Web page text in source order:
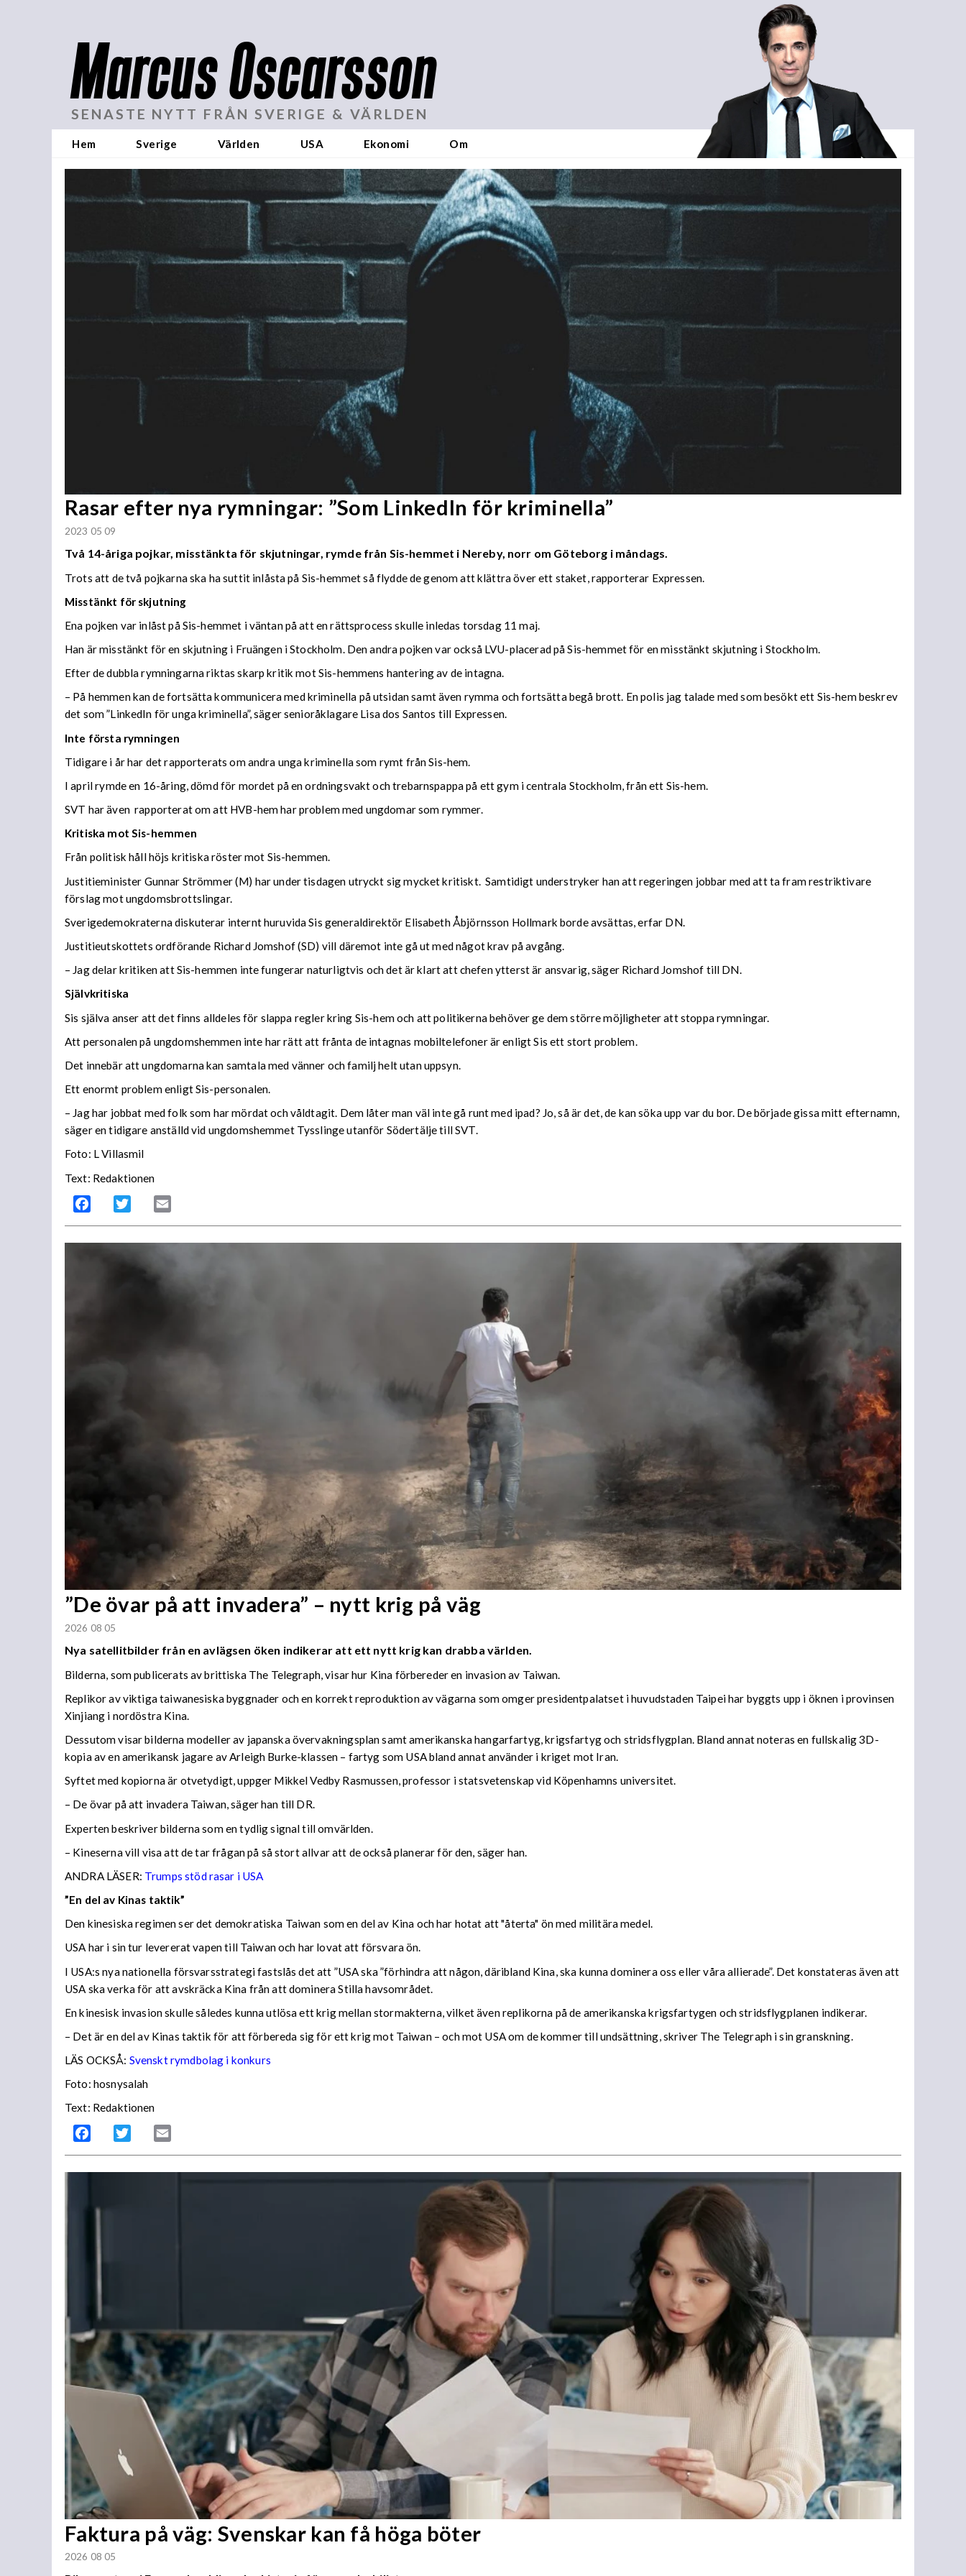
Marcus Oscarsson
SENASTE NYTT FRÅN SVERIGE & VÄRLDEN
Hem Sverige Världen USA Ekonomi Om
Rasar efter nya rymningar: ”Som LinkedIn för kriminella”
2023 05 09
Två 14-åriga pojkar, misstänkta för skjutningar, rymde från Sis-hemmet i Nereby, norr om Göteborg i måndags.
Trots att de två pojkarna ska ha suttit inlåsta på Sis-hemmet så flydde de genom att klättra över ett staket, rapporterar Expressen.
Misstänkt för skjutning
Ena pojken var inlåst på Sis-hemmet i väntan på att en rättsprocess skulle inledas torsdag 11 maj.
Han är misstänkt för en skjutning i Fruängen i Stockholm. Den andra pojken var också LVU-placerad på Sis-hemmet för en misstänkt skjutning i Stockholm.
Efter de dubbla rymningarna riktas skarp kritik mot Sis-hemmens hantering av de intagna.
– På hemmen kan de fortsätta kommunicera med kriminella på utsidan samt även rymma och fortsätta begå brott. En polis jag talade med som besökt ett Sis-hem beskrev
det som ”LinkedIn för unga kriminella”, säger senioråklagare Lisa dos Santos till Expressen.
Inte första rymningen
Tidigare i år har det rapporterats om andra unga kriminella som rymt från Sis-hem.
I april rymde en 16-åring, dömd för mordet på en ordningsvakt och trebarnspappa på ett gym i centrala Stockholm, från ett Sis-hem.
SVT har även rapporterat om att HVB-hem har problem med ungdomar som rymmer.
Kritiska mot Sis-hemmen
Från politisk håll höjs kritiska röster mot Sis-hemmen.
Justitieminister Gunnar Strömmer (M) har under tisdagen utryckt sig mycket kritiskt. Samtidigt understryker han att regeringen jobbar med att ta fram restriktivare
förslag mot ungdomsbrottslingar.
Sverigedemokraterna diskuterar internt huruvida Sis generaldirektör Elisabeth Åbjörnsson Hollmark borde avsättas, erfar DN.
Justitieutskottets ordförande Richard Jomshof (SD) vill däremot inte gå ut med något krav på avgång.
– Jag delar kritiken att Sis-hemmen inte fungerar naturligtvis och det är klart att chefen ytterst är ansvarig, säger Richard Jomshof till DN.
Självkritiska
Sis själva anser att det finns alldeles för slappa regler kring Sis-hem och att politikerna behöver ge dem större möjligheter att stoppa rymningar.
Att personalen på ungdomshemmen inte har rätt att frånta de intagnas mobiltelefoner är enligt Sis ett stort problem.
Det innebär att ungdomarna kan samtala med vänner och familj helt utan uppsyn.
Ett enormt problem enligt Sis-personalen.
– Jag har jobbat med folk som har mördat och våldtagit. Dem låter man väl inte gå runt med ipad? Jo, så är det, de kan söka upp var du bor. De började gissa mitt efternamn,
säger en tidigare anställd vid ungdomshemmet Tysslinge utanför Södertälje till SVT.
Foto: L Villasmil
Text: Redaktionen
Facebook Twitter
”De övar på att invadera” – nytt krig på väg
2026 08 05
Nya satellitbilder från en avlägsen öken indikerar att ett nytt krig kan drabba världen.
Bilderna, som publicerats av brittiska The Telegraph, visar hur Kina förbereder en invasion av Taiwan.
Replikor av viktiga taiwanesiska byggnader och en korrekt reproduktion av vägarna som omger presidentpalatset i huvudstaden Taipei har byggts upp i öknen i provinsen
Xinjiang i nordöstra Kina.
Dessutom visar bilderna modeller av japanska övervakningsplan samt amerikanska hangarfartyg, krigsfartyg och stridsflygplan. Bland annat noteras en fullskalig 3D-
kopia av en amerikansk jagare av Arleigh Burke-klassen – fartyg som USA bland annat använder i kriget mot Iran.
Syftet med kopiorna är otvetydigt, uppger Mikkel Vedby Rasmussen, professor i statsvetenskap vid Köpenhamns universitet.
– De övar på att invadera Taiwan, säger han till DR.
Experten beskriver bilderna som en tydlig signal till omvärlden.
– Kineserna vill visa att de tar frågan på så stort allvar att de också planerar för den, säger han.
ANDRA LÄSER: Trumps stöd rasar i USA
”En del av Kinas taktik”
Den kinesiska regimen ser det demokratiska Taiwan som en del av Kina och har hotat att "återta" ön med militära medel.
USA har i sin tur levererat vapen till Taiwan och har lovat att försvara ön.
I USA:s nya nationella försvarsstrategi fastslås det att ”USA ska ”förhindra att någon, däribland Kina, ska kunna dominera oss eller våra allierade”. Det konstateras även att
USA ska verka för att avskräcka Kina från att dominera Stilla havsområdet.
En kinesisk invasion skulle således kunna utlösa ett krig mellan stormakterna, vilket även replikorna på de amerikanska krigsfartygen och stridsflygplanen indikerar.
– Det är en del av Kinas taktik för att förbereda sig för ett krig mot Taiwan – och mot USA om de kommer till undsättning, skriver The Telegraph i sin granskning.
LÄS OCKSÅ: Svenskt rymdbolag i konkurs
Foto: hosnysalah
Text: Redaktionen
Facebook Twitter
Faktura på väg: Svenskar kan få höga böter
2026 08 05